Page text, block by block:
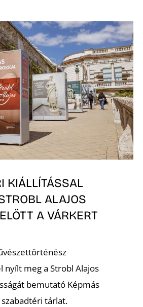
KIÁLLÍTÁSSAL
ALAJOS
A VÁRKERT
nyílt meg a Strobl Alajos
bemutató Képmás
tárlat.